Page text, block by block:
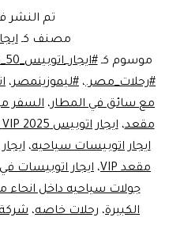
تم النشر
مصنف كـ
موسوم كـ#ايجار_اتوبيس_50_مقعد
#رحلات_مصر.، #ليموزينمصر،
مع سائق في المطار، السفر
مقعد،ايجار اتوبيس VIP 2025 في القاهرة
ايجار اتوبيسات سياحيه،
مقعد VIP
، ايجار اتوبيسات
جولات سياحيه داخل انحاء
الكبيرة، رحلات خاصه، شركة